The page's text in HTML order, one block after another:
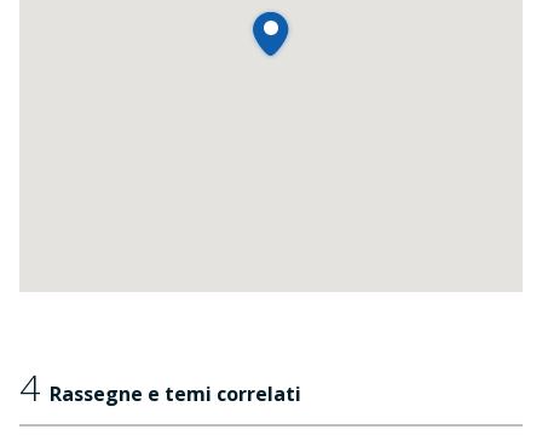
4 Rassegne e temi correlati